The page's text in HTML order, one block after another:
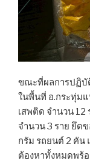
ขณะที่ผลการปฏิบั
ในพื้นที่ อ.กระทุ่ม
เสพติด จำนวน 12
จำนวน 3 ราย ยึด
กรัม รถยนต์ 2 คัน
ต้องหาทั้งหมดพร้